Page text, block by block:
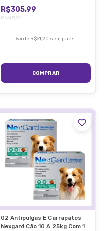
R$305,99
R$381,99
5xde R$61,20 sem juros
02 Antipulgas E Carrapatos
Nexgard Cão 10 A 25kg Com 1